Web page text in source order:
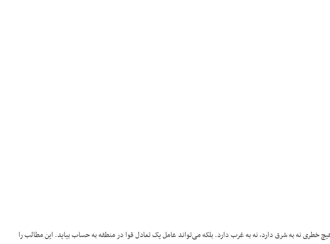
نه به شرق دارد، نه به غرب دارد. بلکه می‌تواند عامل یک تعادل قوا در منطقه به حساب بیاید. این مطالب را